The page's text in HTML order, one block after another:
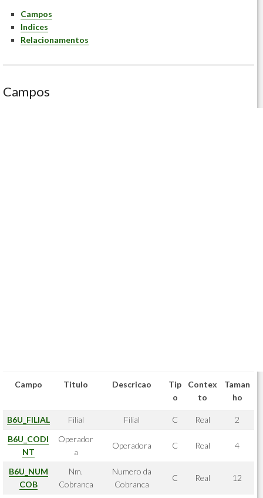
Campos
Indices
Relacionamentos
Campos
Campo Titulo Descricao
Tip
o
Contex
to
Taman
ho
B6U_FILIAL Filial Filial C Real
2
B6U_CODI
NT
Operador
a
Operadora C Real 4
B6U_NUM
COB
Nm.
Cobranca
Numero da
Cobranca
C Real 12